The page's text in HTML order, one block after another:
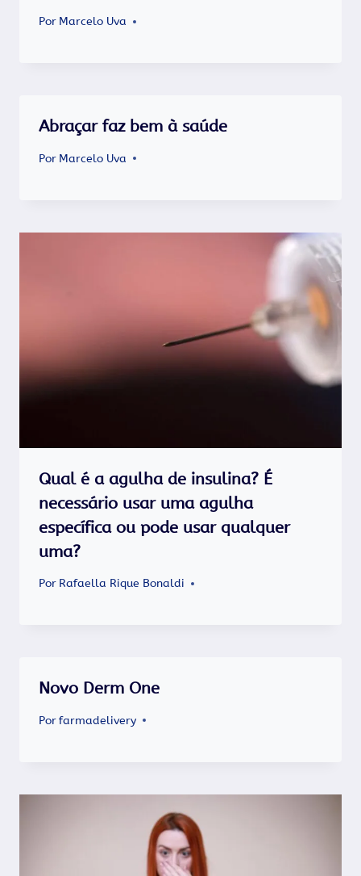
Por Marcelo Uva
Abraçar faz bem à saúde
Por Marcelo Uva
Qual é a agulha de insulina? É
necessário usar uma agulha
específica ou pode usar qualquer
uma?
Por Rafaella Rique Bonaldi
Novo Derm One
Porfarmadelivery